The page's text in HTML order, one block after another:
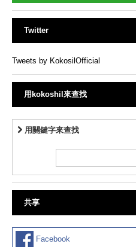
Twitter
Tweets by KokosilOfficial
用kokoshil來查找
用關鍵字來查找
共享
Facebook